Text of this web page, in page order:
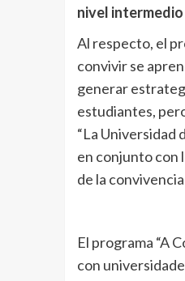
nivel
Al respecto, el
convivir se
generar
estudiantes,
“La Universidad
en conjunto con
de la
El programa “A
con